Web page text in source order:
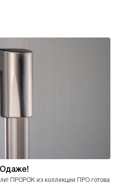
ПРОРОК из коллекции ПРО готова